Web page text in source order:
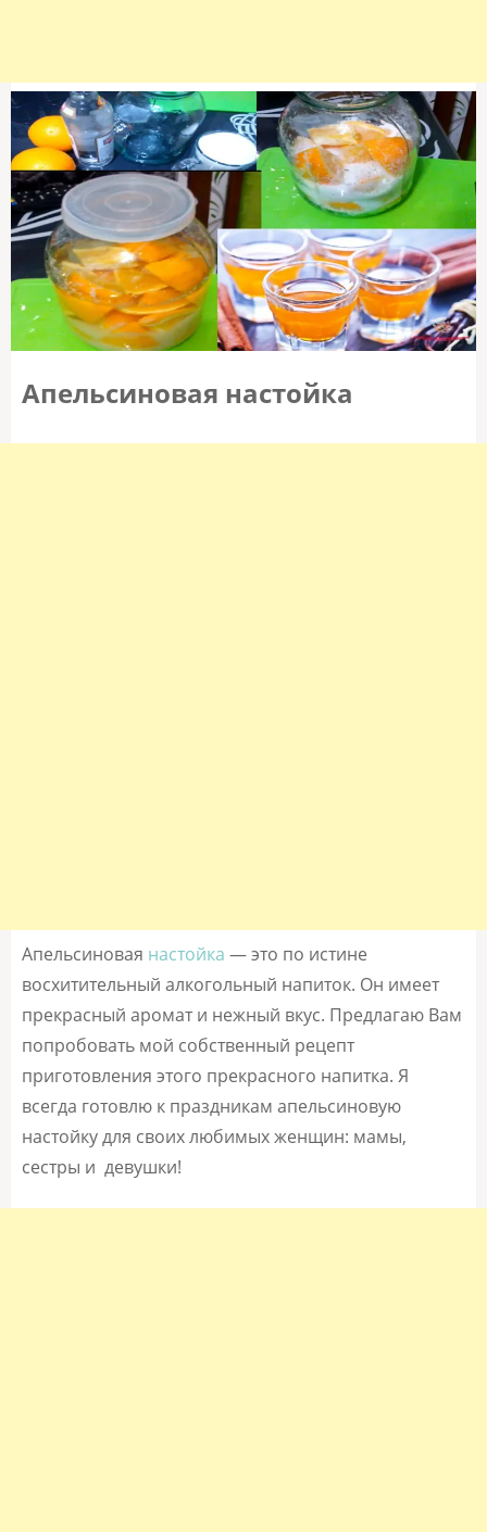
Апельсиновая настойка
Апельсиновая настойка — это по истине
восхитительный алкогольный напиток. Он имеет
прекрасный аромат и нежный вкус. Предлагаю Вам
попробовать мой собственный рецепт
приготовления этого прекрасного напитка. Я
всегда готовлю к праздникам апельсиновую
настойку для своих любимых женщин: мамы,
сестры и девушки!